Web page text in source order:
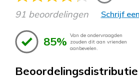
91 beoordelingen Schrijf
85% Van de ondervraagden
zouden dit aan vrienden
aanbevelen.
Beoordelingsdistributie